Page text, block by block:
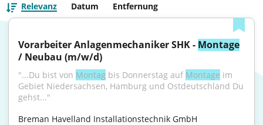
Relevanz Datum Entfernung
Vorarbeiter Anlagenmechaniker SHK - Montage
/ Neubau (m/w/d)
"...Du bist von Montag bis Donnerstag auf Montage im
Gebiet Niedersachsen, Hamburg und Ostdeutschland Du
gehst..."
Breman Havelland Installationstechnik GmbH